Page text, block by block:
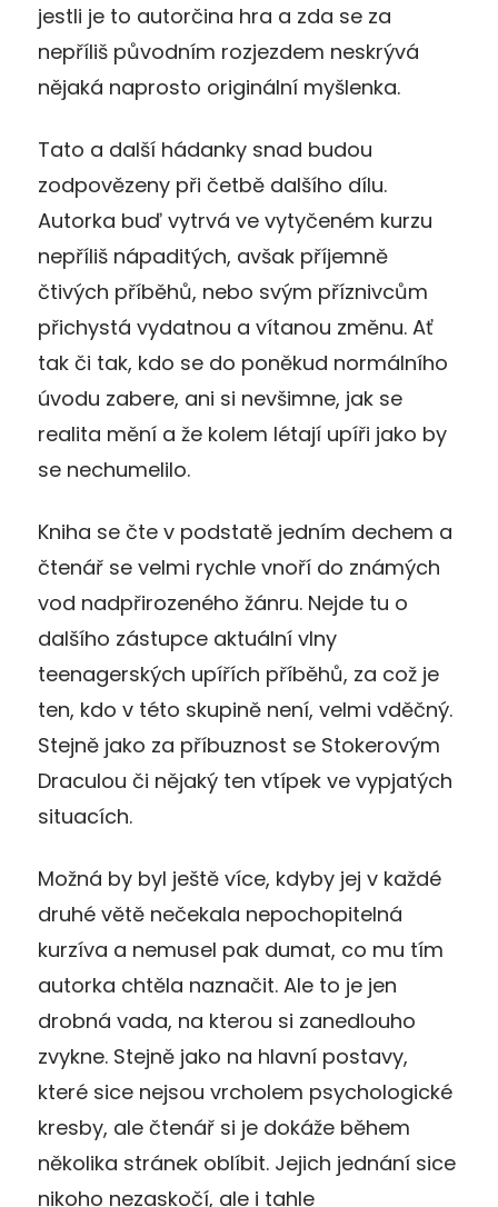
jestli je to autorčina hra a zda se za
nepříliš původním rozjezdem neskrývá
nějaká naprosto originální myšlenka.
Tato a další hádanky snad budou
zodpovězeny při četbě dalšího dílu.
Autorka buď vytrvá ve vytyčeném kurzu
nepříliš nápaditých, avšak příjemně
čtivých příběhů, nebo svým příznivcům
přichystá vydatnou a vítanou změnu. Ať
tak či tak, kdo se do poněkud normálního
úvodu zabere, ani si nevšimne, jak se
realita mění a že kolem létají upíři jako by
se nechumelilo.
Kniha se čte v podstatě jedním dechem a
čtenář se velmi rychle vnoří do známých
vod nadpřirozeného žánru. Nejde tu o
dalšího zástupce aktuální vlny
teenagerských upířích příběhů, za což je
ten, kdo v této skupině není, velmi vděčný.
Stejně jako za příbuznost se Stokerovým
Draculou či nějaký ten vtípek ve vypjatých
situacích.
Možná by byl ještě více, kdyby jej v každé
druhé větě nečekala nepochopitelná
kurzíva a nemusel pak dumat, co mu tím
autorka chtěla naznačit. Ale to je jen
drobná vada, na kterou si zanedlouho
zvykne. Stejně jako na hlavní postavy,
které sice nejsou vrcholem psychologické
kresby, ale čtenář si je dokáže během
několika stránek oblíbit. Jejich jednání sice
nikoho nezaskočí, ale i tahle